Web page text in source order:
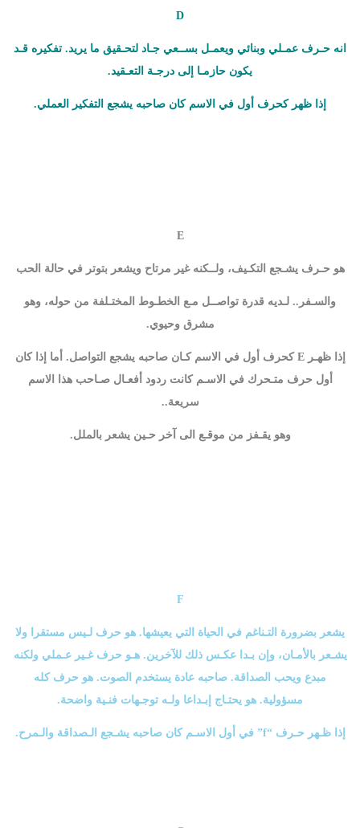
D
انه حـرف عمـلي وبنائي ويعمـل بســعي جـاد لتحـقيق ما يريد. تفكيره قـد
يكون حازمـا إلى درجـة التعـقيد.
إذا ظهر كحرف أول في الاسم كان صاحبه يشجع التفكير العملي.
E
هو حـرف يشـجع التكـيف، ولــكنه غير مرتاح ويشعر بتوتر في حالة الحب
والسـفر.. لـديه قدرة تواصــل مـع الخطـوط المختـلفة من حوله، وهو
مشرق وحيوي.
إذا ظهـر E كحرف أول في الاسم كـان صاحبه يشجع التواصل. أما إذا كان
أول حرف متـحرك في الاسـم كانت ردود أفعـال صـاحب هذا الاسم
سريعة..
وهو يقـفز من موقـع الى آخر حـين يشعر بالملل.
F
يشعر بضرورة التـناغم في الحياة التي يعيشها. هو حرف لـيس مستقرا ولا
يشـعر بالأمـان، وإن بـدا عكـس ذلك للآخرين. هـو حرف غـير عـملي ولكنه
مبدع ويحب الصداقة. صاحبه عادة يستخدم الصوت. هو حرف كله
مسؤولية. هو يحتـاج إبـداعا ولـه توجـهات فنـية واضحة.
إذا ظـهر حـرف “f” في أول الاسـم كان صاحبه يشـجع الـصداقة والـمرح.